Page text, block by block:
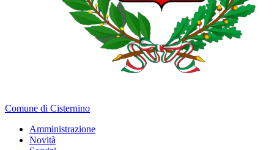
Comune di Cisternino
Amministrazione
Novità